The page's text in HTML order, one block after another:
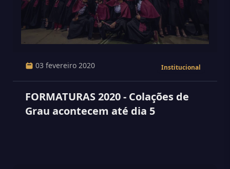
03 fevereiro 2020 Institucional
FORMATURAS 2020 - Colações de
Grau acontecem até dia 5